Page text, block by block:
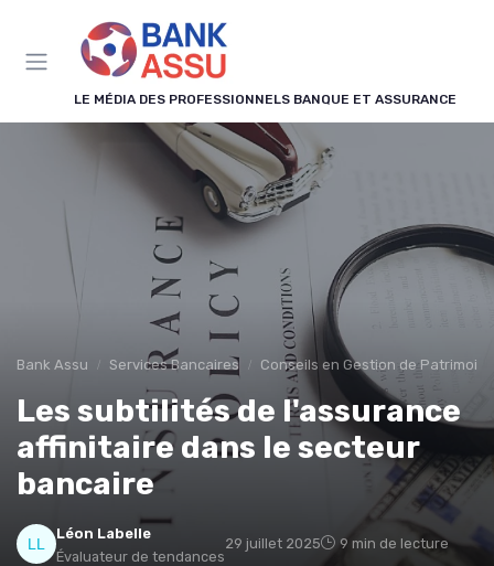
LE MÉDIA DES PROFESSIONNELS BANQUE ET ASSURANCE
Bank Assu Services Bancaires Conseils en Gestion de Patrimoine
Les subtilités de l'assurance
affinitaire dans le secteur
bancaire
Léon Labelle
Évaluateur de tendances
29 juillet 2025 9 min de lecture